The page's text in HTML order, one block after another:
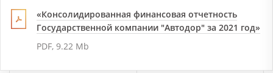
«Консолидированная финансовая отчетность
Государственной компании "Автодор" за 2021 год»
PDF, 9.22 Mb